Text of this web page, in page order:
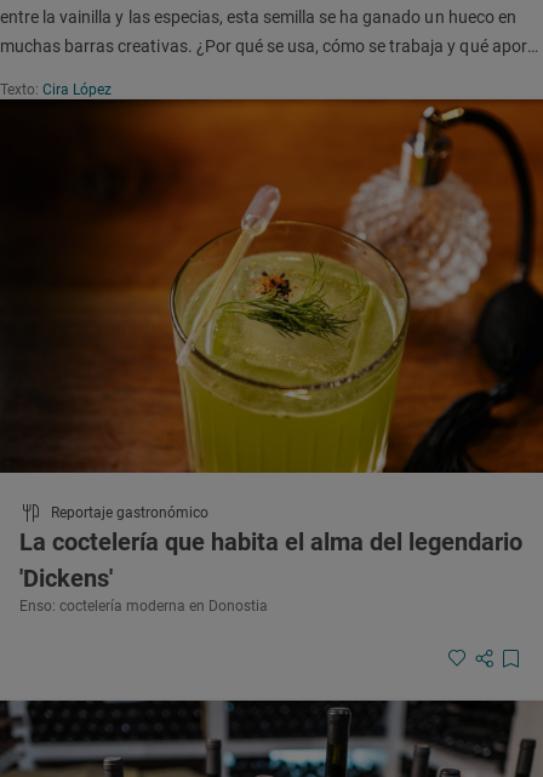
entre la vainilla y las especias, esta semilla se ha ganado un hueco en
muchas barras creativas. ¿Por qué se usa, cómo se trabaja y qué aporta
Texto:Cira López
Reportaje gastronómico
La coctelería que habita el alma del legendario
'Dickens'
Enso: coctelería moderna en Donostia